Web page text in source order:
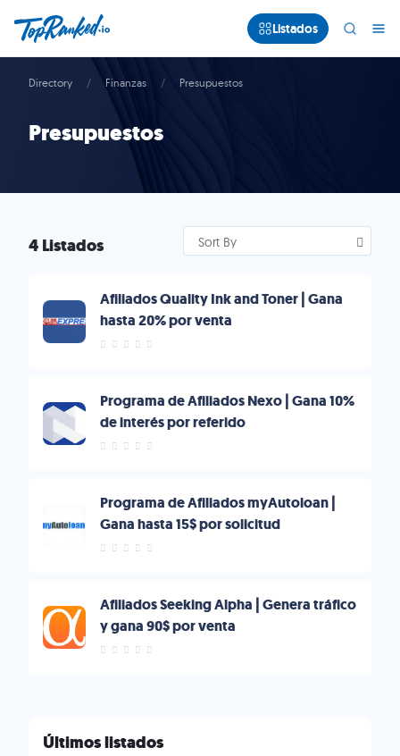
Listados
Directory Finanzas Presupuestos
Presupuestos
4 Listados Sort By
Afiliados Quality Ink and Toner | Gana
hasta 20% por venta
Programa de Afiliados Nexo | Gana 10%
de interés por referido
Programa de Afiliados myAutoloan |
Gana hasta 15$ por solicitud
Afiliados Seeking Alpha | Genera tráfico
y gana 90$ por venta
Últimos listados